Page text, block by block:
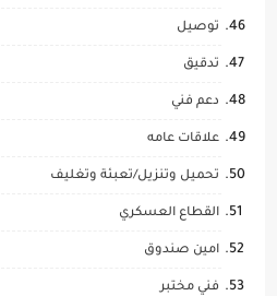
توصيل
تدقيق
دعم فني
علاقات عامه
تحميل وتنزيل/تعبئة وتغليف
القطاع العسكري
امين صندوق
فني مختبر